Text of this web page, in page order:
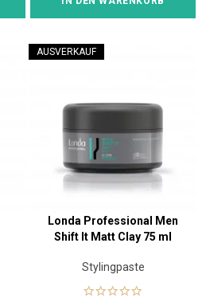
AUSVERKAUF
Londa Professional Men
Shift It Matt Clay 75 ml
Stylingpaste